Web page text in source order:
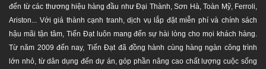
lắp đặt trở nên nhanh chóng và thuận tiện.
HƯỚNG DẪN LẮP ĐẶT
đến từ các thương hiệu hàng đầu như Đại Thành, Sơn Hà, Toàn Mỹ, Ferroli,
Ariston... Với giá thành cạnh tranh, dịch vụ lắp đặt miễn phí và chính sách
hậu mãi tận tâm, Tiến Đạt luôn mang đến sự hài lòng cho mọi khách hàng.
Từ năm 2009 đến nay, Tiến Đạt đã đồng hành cùng hàng ngàn công trình
lớn nhỏ, từ dân dụng đến dự án, góp phần nâng cao chất lượng cuộc sống